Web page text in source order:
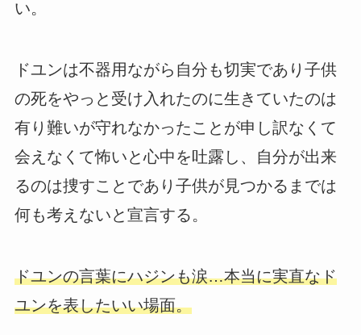
い。
ドユンは不器用ながら自分も切実であり子供
の死をやっと受け入れたのに生きていたのは
有り難いが守れなかったことが申し訳なくて
会えなくて怖いと心中を吐露し、自分が出来
るのは捜すことであり子供が見つかるまでは
何も考えないと宣言する。
ドユンの言葉にハジンも涙…本当に実直なド
ユンを表したいい場面。